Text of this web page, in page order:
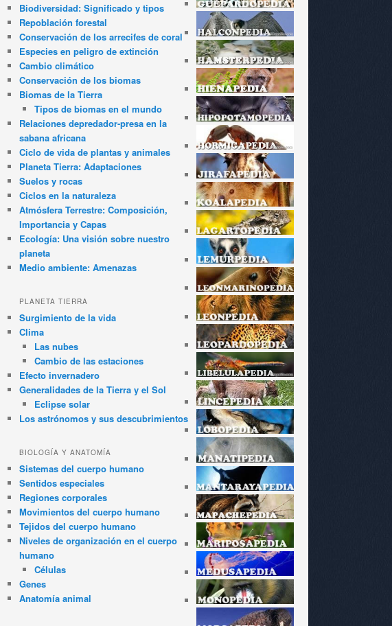
Biodiversidad: Significado y tipos
Repoblación forestal
Conservación de los arrecifes de coral
Especies en peligro de extinción
Cambio climático
Conservación de los biomas
Biomas de la Tierra
Tipos de biomas en el mundo
Relaciones depredador-presa en la
sabana africana
Ciclo de vida de plantas y animales
Planeta Tierra: Adaptaciones
Suelos y rocas
Ciclos en la naturaleza
Atmósfera Terrestre: Composición,
Importancia y Capas
Ecología: Una visión sobre nuestro
planeta
Medio ambiente: Amenazas
PLANETA TIERRA
Surgimiento de la vida
Clima
Las nubes
Cambio de las estaciones
Efecto invernadero
Generalidades de la Tierra y el Sol
Eclipse solar
Los astrónomos y sus descubrimientos
BIOLOGÍA Y ANATOMÍA
Sistemas del cuerpo humano
Sentidos especiales
Regiones corporales
Movimientos del cuerpo humano
Tejidos del cuerpo humano
Niveles de organización en el cuerpo
humano
Células
Genes
Anatomía animal